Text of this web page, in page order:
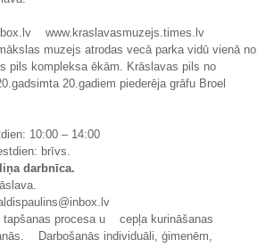
www.kraslavasmuzejs.times.lv
muzejs atrodas vecā parka vidū vienā no
pils kompleksa ēkām. Krāslavas pils no
20.gadiem piederēja grāfu Broel
10:00 – 14:00
brīvs.
darbnīca.
tapšanas procesa u cepļa kurināšanas
Darbošanās individuāli, ģimenēm,